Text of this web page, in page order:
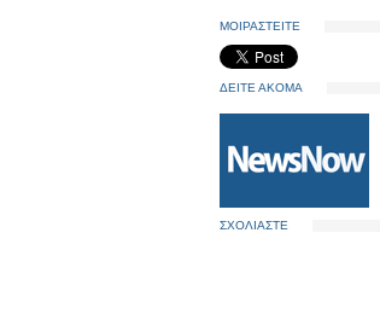
ΜΟΙΡΑΣΤΕΙΤΕ
ΔΕΙΤΕ ΑΚΟΜΑ
ΣΧΟΛΙΑΣΤΕ